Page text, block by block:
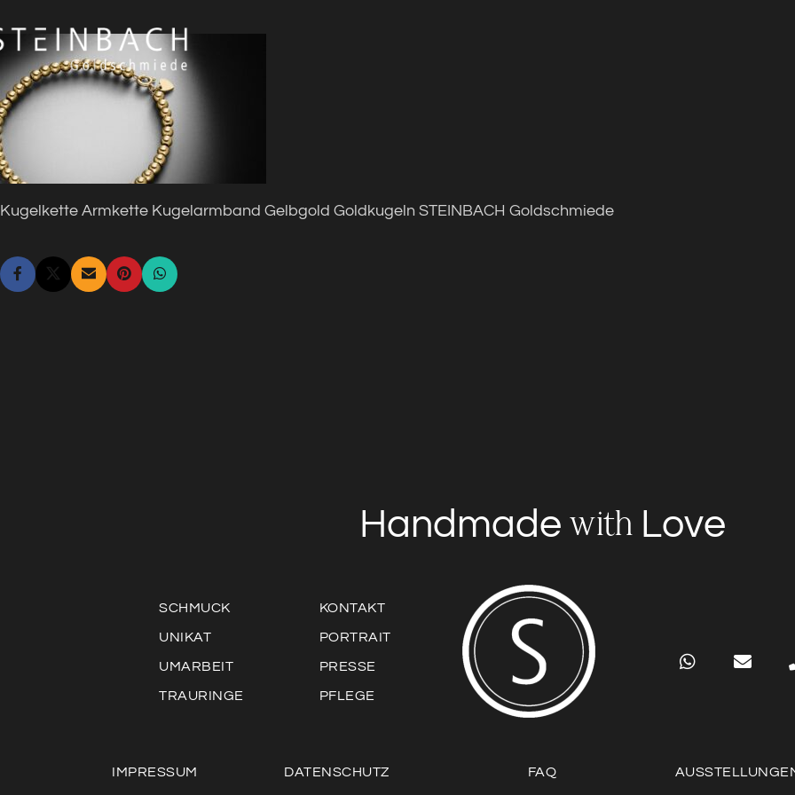
Kugelkette Armkette Kugelarmband Gelbgold Goldkugeln STEINBACH Goldschmiede
Handmade with Love
SCHMUCK
UNIKAT
UMARBEIT
TRAURINGE
KONTAKT
PORTRAIT
PRESSE
PFLEGE
IMPRESSUM DATENSCHUTZ FAQ